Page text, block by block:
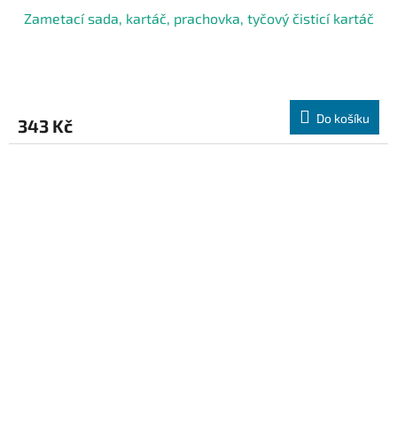
Zametací sada, kartáč, prachovka, tyčový čisticí kartáč
343 Kč Do košíku